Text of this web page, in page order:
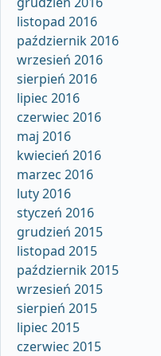
listopad 2016
październik 2016
wrzesień 2016
sierpień 2016
lipiec 2016
czerwiec 2016
maj 2016
kwiecień 2016
marzec 2016
luty 2016
styczeń 2016
grudzień 2015
listopad 2015
październik 2015
wrzesień 2015
sierpień 2015
lipiec 2015
czerwiec 2015